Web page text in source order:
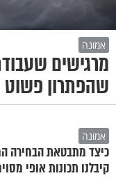
אמונה
מרגישים
שהפתרון
אמונה
כיצד מתבטאת הבחירה
קיבלנו תכונות אופי